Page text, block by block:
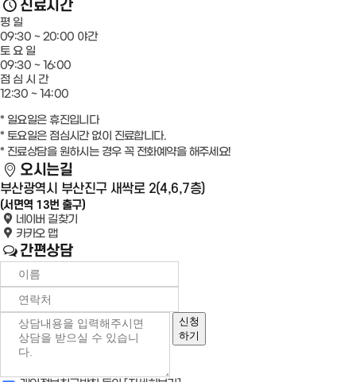
진료시간
평 일
09:30 ~ 20:00 야간
토 요 일
09:30 ~ 16:00
점 심 시 간
12:30 ~ 14:00
* 일요일은 휴진입니다
* 토요일은 점심시간 없이 진료합니다.
* 진료상담을 원하시는 경우 꼭 전화예약을 해주세요!
오시는길
부산광역시 부산진구 새싹로 2(4,6,7층)
(서면역 13번 출구)
네이버 길찾기
카카오 맵
간편상담
신청
하기